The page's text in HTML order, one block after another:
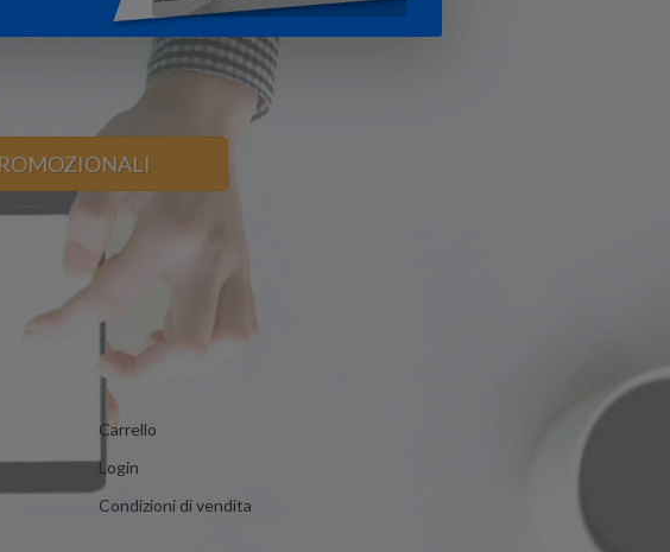
Carrello
Login
Condizioni di vendita